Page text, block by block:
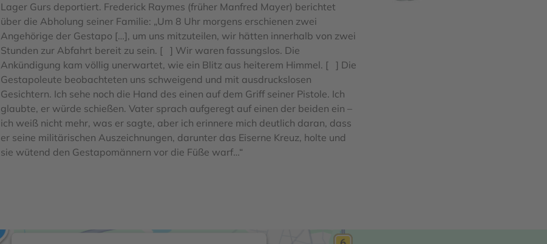
Lager Gurs deportiert. Frederick Raymes (früher Manfred Mayer) berichtet
über die Abholung seiner Familie: „Um 8 Uhr morgens erschienen zwei
Angehörige der Gestapo […], um uns mitzuteilen, wir hätten innerhalb von zwei
Stunden zur Abfahrt bereit zu sein. [ ] Wir waren fassungslos. Die
Ankündigung kam völlig unerwartet, wie ein Blitz aus heiterem Himmel. [ ] Die
Gestapoleute beobachteten uns schweigend und mit ausdruckslosen
Gesichtern. Ich sehe noch die Hand des einen auf dem Griff seiner Pistole. Ich
glaubte, er würde schießen. Vater sprach aufgeregt auf einen der beiden ein –
ich weiß nicht mehr, was er sagte, aber ich erinnere mich deutlich daran, dass
er seine militärischen Auszeichnungen, darunter das Eiserne Kreuz, holte und
sie wütend den Gestapomännern vor die Füße warf…“